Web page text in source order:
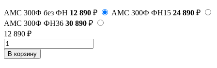
АМС 300Ф без ФН 12 890 ₽ АМС 300Ф ФН15 24 890 ₽
АМС 300Ф ФН36 30 890 ₽
12 890 ₽
В корзину